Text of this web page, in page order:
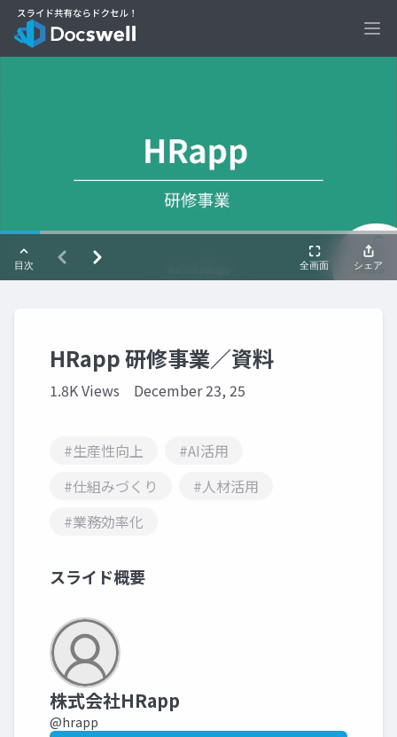
HRapp 研修事業／資料
1.8K Views December 23, 25
#生産性向上
#AI活用
#仕組みづくり
#人材活用
#業務効率化
スライド概要
株式会社HRapp
@hrapp